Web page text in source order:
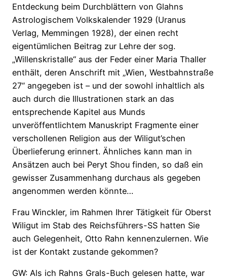
Entdeckung beim Durchblättern von Glahns
Astrologischem Volkskalender 1929 (Uranus
Verlag, Memmingen 1928), der einen recht
eigentümlichen Beitrag zur Lehre der sog.
„Willenskristalle“ aus der Feder einer Maria Thaller
enthält, deren Anschrift mit „Wien, Westbahnstraße
27“ angegeben ist – und der sowohl inhaltlich als
auch durch die Illustrationen stark an das
entsprechende Kapitel aus Munds
unveröffentlichtem Manuskript Fragmente einer
verschollenen Religion aus der Wiligut’schen
Überlieferung erinnert. Ähnliches kann man in
Ansätzen auch bei Peryt Shou finden, so daß ein
gewisser Zusammenhang durchaus als gegeben
angenommen werden könnte…
Frau Winckler, im Rahmen Ihrer Tätigkeit für Oberst
Wiligut im Stab des Reichsführers-SS hatten Sie
auch Gelegenheit, Otto Rahn kennenzulernen. Wie
ist der Kontakt zustande gekommen?
GW: Als ich Rahns Grals-Buch gelesen hatte, war